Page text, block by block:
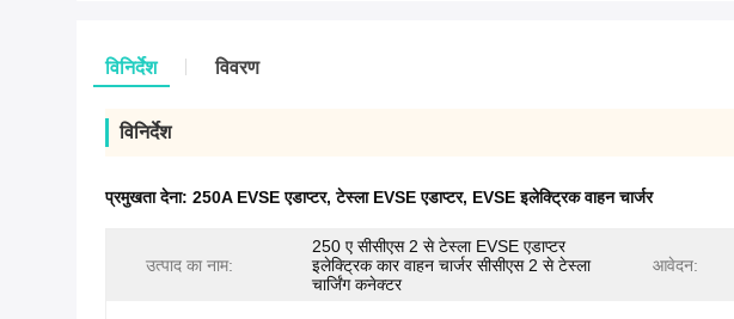
विनिर्देश विवरण
विनिर्देश
प्रमुखता देना: 250A EVSE एडाप्टर,टेस्ला EVSE एडाप्टर, EVSE इलेक्ट्रिक वाहन चार्जर
उत्पाद का नाम:
250 ए सीसीएस 2 से टेस्ला EVSE एडाप्टर
इलेक्ट्रिक कार वाहन चार्जर सीसीएस 2 से टेस्ला
चार्जिंग कनेक्टर
आवेदन: